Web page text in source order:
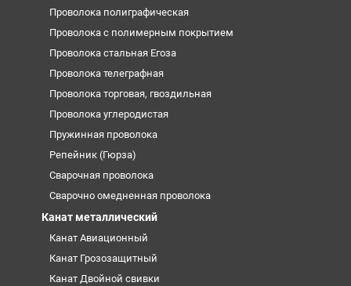
Проволока полиграфическая
Проволока с полимерным покрытием
Проволока стальная Егоза
Проволока телеграфная
Проволока торговая, гвоздильная
Проволока углеродистая
Пружинная проволока
Репейник (Гюрза)
Сварочная проволока
Сварочно омедненная проволока
Канат металлический
Канат Авиационный
Канат Грозозащитный
Канат Двойной свивки